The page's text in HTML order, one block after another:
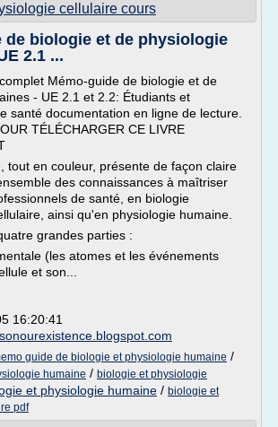
cellulaire cours
de biologie et de physiologie
2.1 ...
Mémo-guide de biologie et de
- UE 2.1 et 2.2: Étudiants et
santé documentation en ligne de lecture.
TÉLÉCHARGER CE LIVRE
tout en couleur, présente de façon claire
des connaissances à maîtriser
de santé, en biologie
ainsi qu'en physiologie humaine.
grandes parties :
(les atomes et les événements
et son...
16:20:41
guide de biologie et physiologie humaine /
humaine / biologie et physiologie
et physiologie humaine / biologie et
pdf